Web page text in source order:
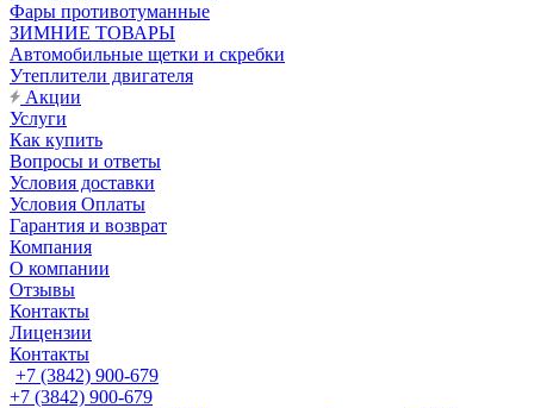
Фары противотуманные
ЗИМНИЕ ТОВАРЫ
Автомобильные щетки и скребки
Утеплители двигателя
Акции
Услуги
Как купить
Вопросы и ответы
Условия доставки
Условия Оплаты
Гарантия и возврат
Компания
О компании
Отзывы
Контакты
Лицензии
Контакты
+7 (3842) 900-679
+7 (3842) 900-679